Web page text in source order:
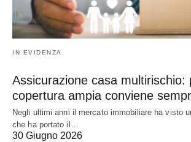
IN EVIDENZA
Assicurazione casa multirischio:
copertura ampia conviene
Negli ultimi anni il mercato immobiliare ha visto
che ha portato il…
30 Giugno 2026